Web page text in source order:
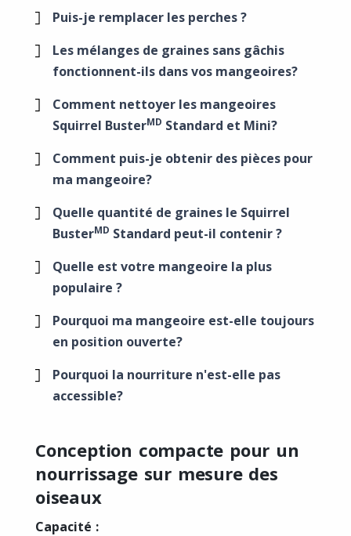
Puis-je remplacer les perches ?
Les mélanges de graines sans gâchis
fonctionnent-ils dans vos mangeoires?
Comment nettoyer les mangeoires
Squirrel BusterMD Standard et Mini?
Comment puis-je obtenir des pièces pour
ma mangeoire?
Quelle quantité de graines le Squirrel
BusterMD Standard peut-il contenir ?
Quelle est votre mangeoire la plus
populaire ?
Pourquoi ma mangeoire est-elle toujours
en position ouverte?
Pourquoi la nourriture n'est-elle pas
accessible?
Conception compacte pour un
nourrissage sur mesure des
oiseaux
Capacité :